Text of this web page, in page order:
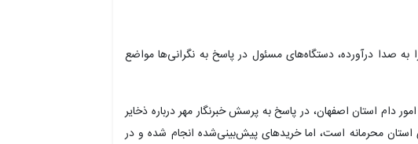
به صدا درآورده، دستگاه‌های مسئول در پاسخ به نگرانی‌ها مواضع
دام استان اصفهان، در پاسخ به پرسش خبرنگار مهر درباره ذخایر
استان محرمانه است، اما خریدهای پیش‌بینی‌شده انجام شده و در